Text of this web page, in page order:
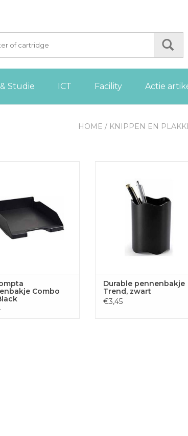
Studie ICT Facility Actie
HOME / KNIPPEN EN
TOEVOEGEN AAN
WINKELWAGEN
Combo
TOEVOEGEN AAN
WINKELWAGEN
Durable pennenbakje
Trend, zwart
€3,45